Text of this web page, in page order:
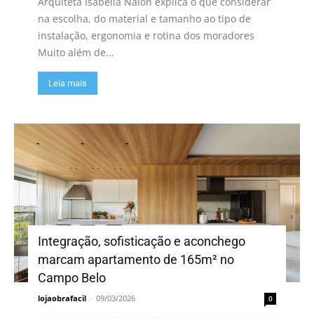
na escolha, do material e tamanho ao tipo de
instalação, ergonomia e rotina dos moradores
Muito além de...
Leia mais
Integração, sofisticação e aconchego
marcam apartamento de 165m² no
Campo Belo
lojaobrafacil - 09/03/2026 0